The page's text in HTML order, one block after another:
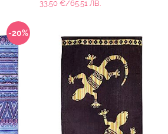
33.50 €/65.51 ЛВ.
-20%